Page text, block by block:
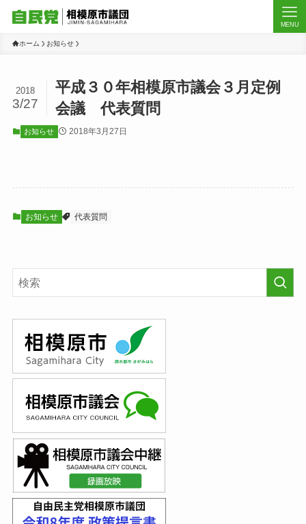
MENU
ホーム お知らせ
平成３０年相模原市議会３月定例
会議 代表質問
2018
3/27
お知らせ 2018年3月27日
お知らせ 代表質問